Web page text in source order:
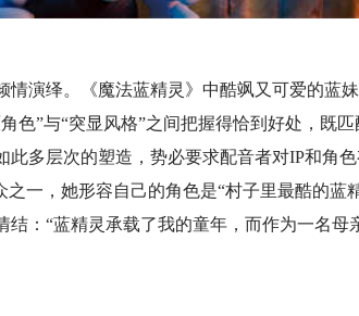
情演绎。《魔法蓝精灵》中酷飒又可爱的蓝
色”与“突显风格”之间把握得恰到好处，既
多层次的塑造，势必要求配音者对IP和角色
一，她形容自己的角色是“村子里最酷的蓝
：“蓝精灵承载了我的童年，而作为一名母